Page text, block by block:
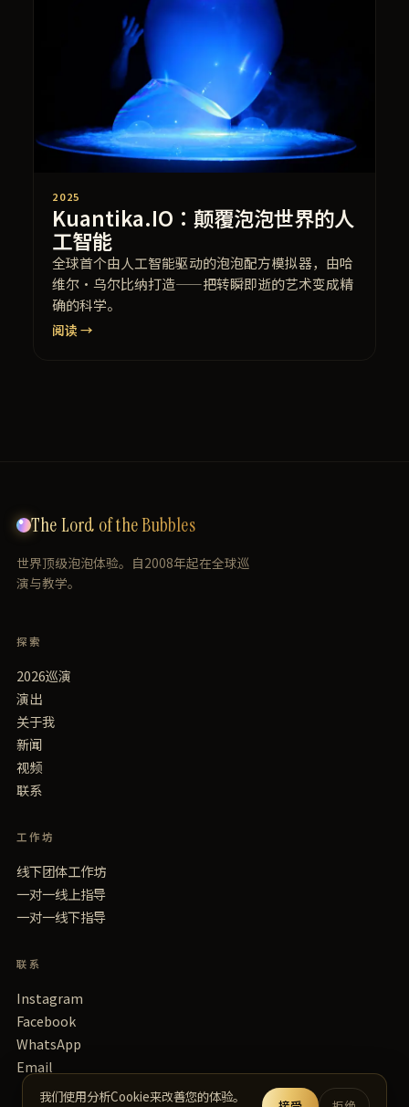
2025
Kuantika.IO：颠覆泡泡世界的人
工智能
全球首个由人工智能驱动的泡泡配方模拟器，由哈
维尔·乌尔比纳打造——把转瞬即逝的艺术变成精
确的科学。
阅读 →
The Lord of the Bubbles
世界顶级泡泡体验。自2008年起在全球巡
演与教学。
探索
2026巡演
演出
关于我
新闻
视频
联系
工作坊
线下团体工作坊
一对一线上指导
一对一线下指导
联系
Instagram
Facebook
WhatsApp
Email
我们使用分析Cookie来改善您的体验。